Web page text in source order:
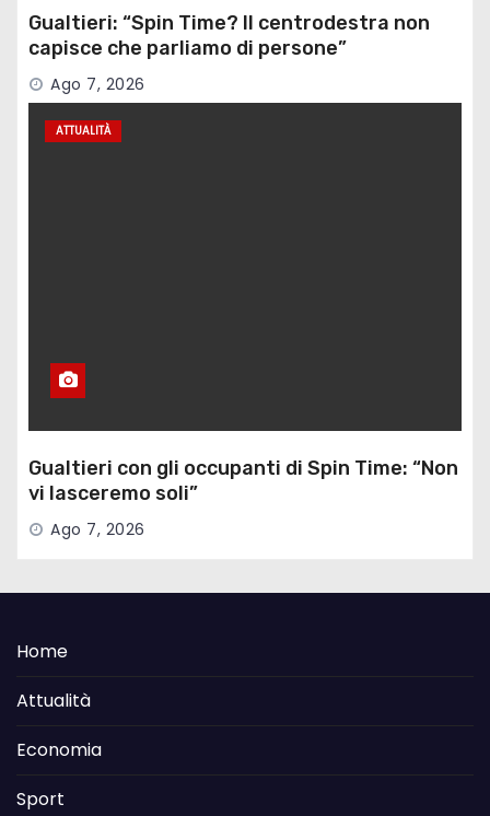
Gualtieri: “Spin Time? Il centrodestra non
capisce che parliamo di persone”
Ago 7, 2026
ATTUALITÀ
Gualtieri con gli occupanti di Spin Time: “Non
vi lasceremo soli”
Ago 7, 2026
Home
Attualità
Economia
Sport